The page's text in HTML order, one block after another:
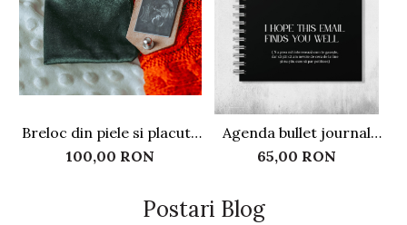
Breloc din piele si placuta
de inox, personalizat
100,00 RON
Agenda bullet journal
pentru corporatisti - I
hope this email finds you
65,00 RON
Postari Blog